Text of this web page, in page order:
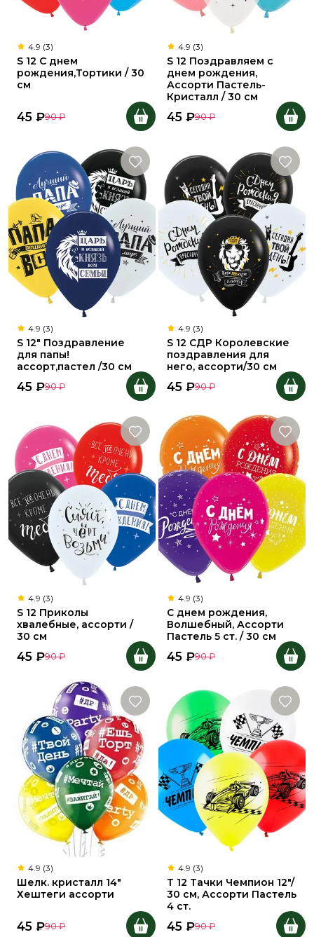
4.9 (3)
S 12 С днем
рождения,Тортики / 30
см
45 ₽90 ₽
4.9 (3)
S 12 Поздравляем с
днем рождения,
Ассорти Пастель-
Кристалл / 30 см
45 ₽90 ₽
4.9 (3)
S 12" Поздравление
для папы!
ассорт,пастел /30 см
45 ₽90 ₽
4.9 (3)
S 12 СДР Королевские
поздравления для
него, ассорти/30 см
45 ₽90 ₽
4.9 (3)
S 12 Приколы
хвалебные, ассорти /
30 см
45 ₽90 ₽
4.9 (3)
С днем рождения,
Волшебный, Ассорти
Пастель 5 ст. / 30 см
45 ₽90 ₽
4.9 (3)
Шелк. кристалл 14"
Хештеги ассорти
45 ₽90 ₽
4.9 (3)
Т 12 Тачки Чемпион 12"/
30 см, Ассорти Пастель
4 ст.
45 ₽90 ₽